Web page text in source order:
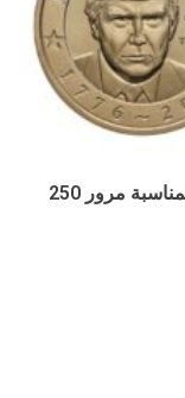
عملة معدنية تذكارية تحمل صورة ترامب بمناسبة مرور 250